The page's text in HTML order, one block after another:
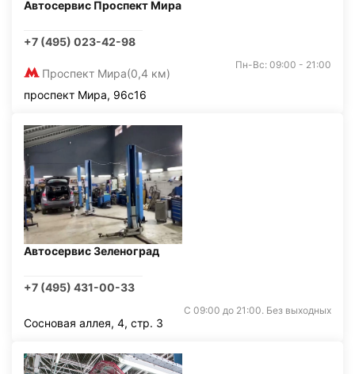
Автосервис Проспект Мира
+7 (495) 023-42-98
Проспект Мира(0,4 км)
Пн-Вс: 09:00 - 21:00
проспект Мира, 96с16
Автосервис Зеленоград
+7 (495) 431-00-33
С 09:00 до 21:00. Без выходных
Сосновая аллея, 4, стр. 3